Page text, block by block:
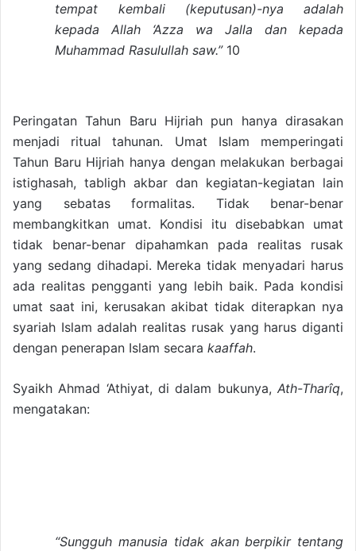
tempat kembali (keputusan)-nya adalah
kepada Allah ‘Azza wa Jalla dan kepada
Muhammad Rasulullah saw.”10
Peringatan Tahun Baru Hijriah pun hanya dirasakan
menjadi ritual tahunan. Umat Islam memperingati
Tahun Baru Hijriah hanya dengan melakukan berbagai
istighasah, tabligh akbar dan kegiatan-kegiatan lain
yang sebatas formalitas. Tidak benar-benar
membangkitkan umat. Kondisi itu disebabkan umat
tidak benar-benar dipahamkan pada realitas rusak
yang sedang dihadapi. Mereka tidak menyadari harus
ada realitas pengganti yang lebih baik. Pada kondisi
umat saat ini, kerusakan akibat tidak diterapkan nya
syariah Islam adalah realitas rusak yang harus diganti
dengan penerapan Islam secara kaaffah.
Syaikh Ahmad ‘Athiyat, di dalam bukunya, Ath-Tharîq,
mengatakan:
“Sungguh manusia tidak akan berpikir tentang